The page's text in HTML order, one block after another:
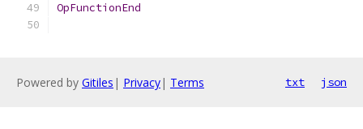
OpFunctionEnd
Powered by Gitiles | Privacy| Terms txt json